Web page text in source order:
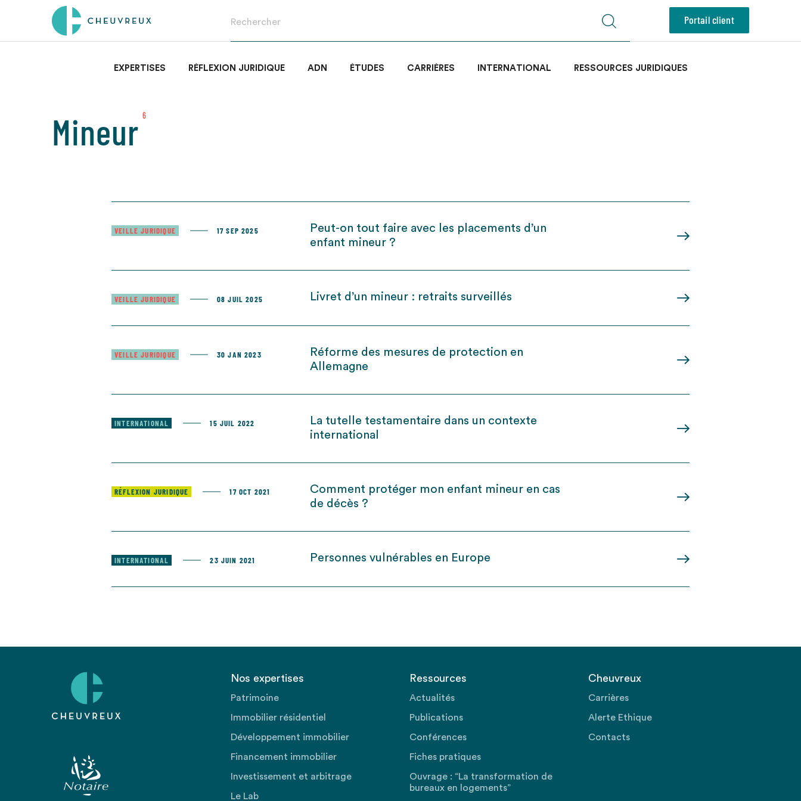
Portail client
EXPERTISES RÉFLEXION JURIDIQUE ADN ÉTUDES CARRIÈRES INTERNATIONAL RESSOURCES JURIDIQUES
Mineur 6
VEILLE JURIDIQUE 17 SEP 2025
Peut-on tout faire avec les placements d’un
enfant mineur ?
VEILLE JURIDIQUE 08 JUIL 2025 Livret d’un mineur : retraits surveillés
VEILLE JURIDIQUE 30 JAN 2023
Réforme des mesures de protection en
Allemagne
INTERNATIONAL 15 JUIL 2022
La tutelle testamentaire dans un contexte
international
RÉFLEXION JURIDIQUE 17 OCT 2021
Comment protéger mon enfant mineur en cas
de décès ?
INTERNATIONAL 23 JUIN 2021 Personnes vulnérables en Europe
Nos expertises
Patrimoine
Immobilier résidentiel
Développement immobilier
Financement immobilier
Investissement et arbitrage
Le Lab
Ressources
Actualités
Publications
Conférences
Fiches pratiques
Ouvrage : “La transformation de
bureaux en logements”
Cheuvreux
Carrières
Alerte Ethique
Contacts